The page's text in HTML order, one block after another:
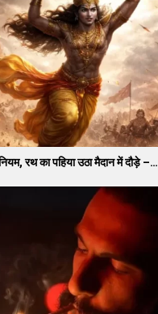
रथ का पहिया उठा मैदान में दौड़े –…